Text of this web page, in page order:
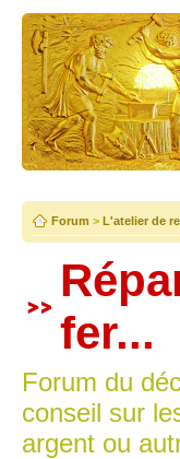
Forum > L'atelier de
fer...
Forum du
conseil sur
argent ou